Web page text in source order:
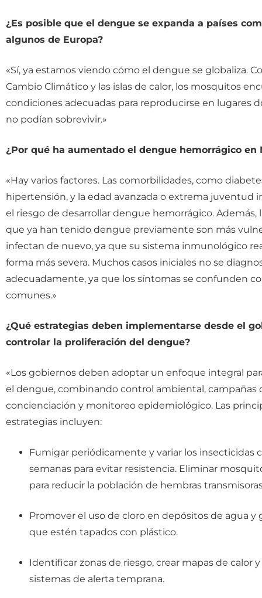
¿Es posible que el dengue se expanda a países
algunos de Europa?
«Sí, ya estamos viendo cómo el dengue se globaliza.
Cambio Climático y las islas de calor, los mosquitos
condiciones adecuadas para reproducirse en lugares
no podían sobrevivir.»
¿Por qué ha aumentado el dengue hemorrágico en
«Hay varios factores. Las comorbilidades, como
hipertensión, y la edad avanzada o extrema juventud
el riesgo de desarrollar dengue hemorrágico. Además,
que ya han tenido dengue previamente son más
infectan de nuevo, ya que su sistema inmunológico
forma más severa. Muchos casos iniciales no se
adecuadamente, ya que los síntomas se confunden
comunes.»
¿Qué estrategias deben implementarse desde el
controlar la proliferación del dengue?
«Los gobiernos deben adoptar un enfoque integral
el dengue, combinando control ambiental, campañas
concienciación y monitoreo epidemiológico. Las
estrategias incluyen:
Fumigar periódicamente y variar los insecticidas
semanas para evitar resistencia. Eliminar
para reducir la población de hembras
Promover el uso de cloro en depósitos de agua y
que estén tapados con plástico.
Identificar zonas de riesgo, crear mapas de calor
sistemas de alerta temprana.